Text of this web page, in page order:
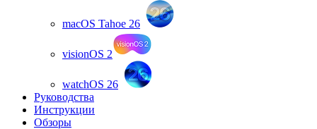
macOS Tahoe 26
visionOS 2
watchOS 26
Руководства
Инструкции
Обзоры